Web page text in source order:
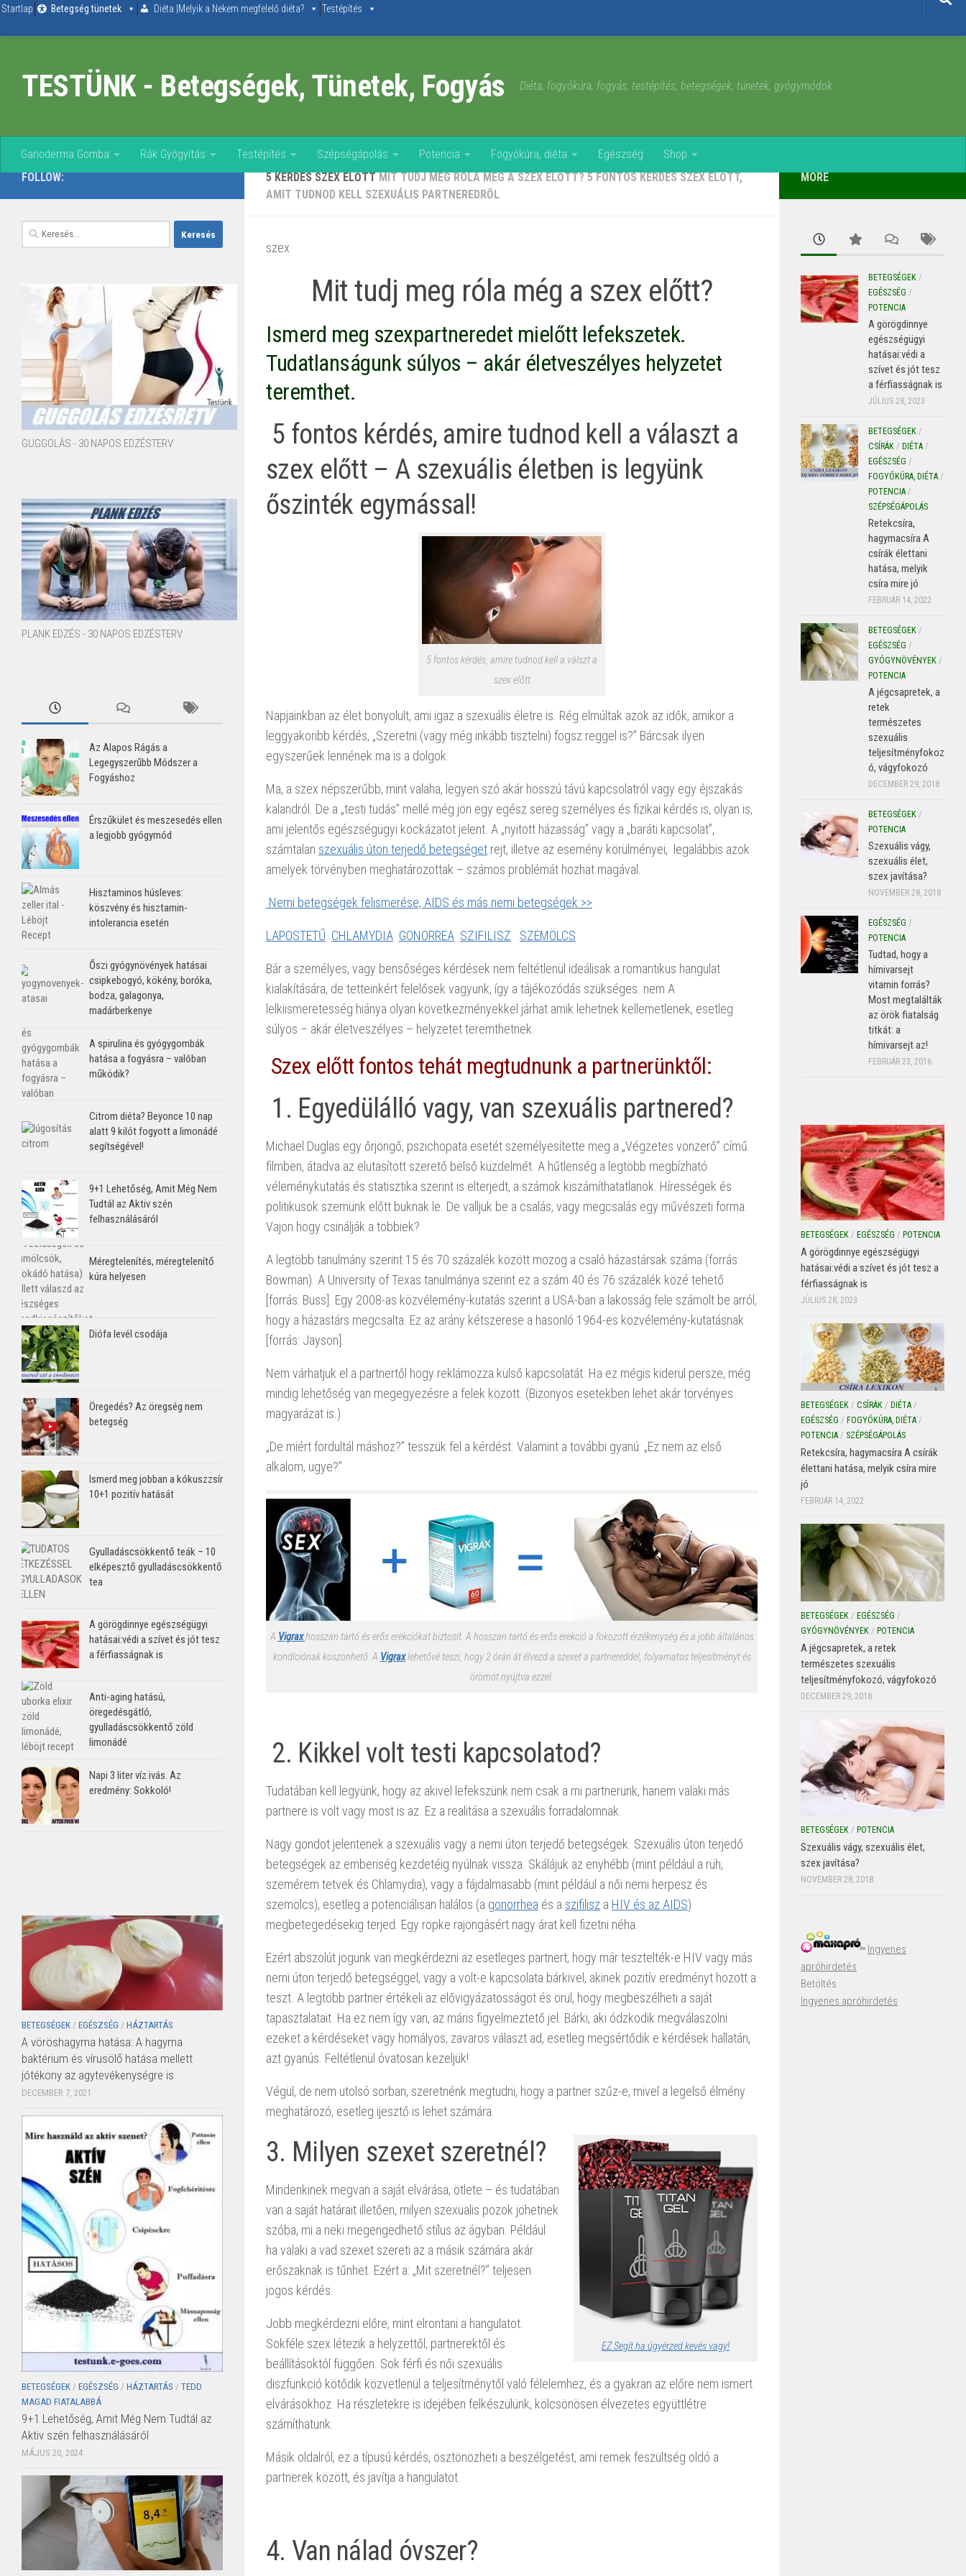
Skip to content
Startlap Betegség tünetek Diéta |Melyik a Nekem megfelelő diéta? Testépítés
TESTÜNK - Betegségek, Tünetek, Fogyás Diéta, fogyókúra, fogyás, testépítés, betegségek, tünetek, gyógymódok
Ganoderma Gomba Rák Gyógyítás Testépítés Szépségápolás Potencia Fogyókúra, diéta Egészség
Shop
5 KÉRDÉS SZEX ELŐTTMIT TUDJ MEG RÓLA MÉG A SZEX ELŐTT? 5 FONTOS KÉRDÉS SZEX ELŐTT,
AMIT TUDNOD KELL SZEXUÁLIS PARTNEREDRŐL
szex
Mit tudj meg róla még a szex előtt?
Ismerd meg szexpartneredet mielőtt lefekszetek.
Tudatlanságunk súlyos – akár életveszélyes helyzetet
teremthet.
5 fontos kérdés, amire tudnod kell a választ a
szex előtt – A szexuális életben is legyünk
őszinték egymással!
5 fontos kérdés, amire tudnod kell a válszt a
szex előtt
Napjainkban az élet bonyolult, ami igaz a szexuális életre is. Rég elmúltak azok az idők, amikor a
leggyakoribb kérdés, „Szeretni (vagy még inkább tisztelni) fogsz reggel is?” Bárcsak ilyen
egyszerűek lennének ma is a dolgok.
Ma, a szex népszerűbb, mint valaha, legyen szó akár hosszú távú kapcsolatról vagy egy éjszakás
kalandról. De a „testi tudás” mellé még jön egy egész sereg személyes és fizikai kérdés is, olyan is,
ami jelentős egészségügyi kockázatot jelent. A „nyitott házasság” vagy a „baráti kapcsolat”,
számtalan szexuális úton terjedő betegséget rejt, illetve az esemény körülményei, legalábbis azok
amelyek törvényben meghatározottak – számos problémát hozhat magával.
Nemi betegségek felismerése, AIDS és más nemi betegségek >>
LAPOSTETŰ CHLAMYDIA GONORREA SZIFILISZ SZEMÖLCS
Bár a személyes, vagy bensőséges kérdések nem feltétlenül ideálisak a romantikus hangulat
kialakítására, de tetteinkért felelősek vagyunk, így a tájékozódás szükséges. nem A
lelkiismeretesség hiánya olyan következményekkel járhat amik lehetnek kellemetlenek, esetleg
súlyos – akár életveszélyes – helyzetet teremthetnek.
Szex előtt fontos tehát megtudnunk a partnerünktől:
1. Egyedülálló vagy, van szexuális partnered?
Michael Duglas egy őrjöngő, pszichopata esetét személyesítette meg a „Végzetes vonzerő” című
filmben, átadva az elutasított szerető belső küzdelmét. A hűtlenség a legtöbb megbízható
véleménykutatás és statisztika szerint is elterjedt, a számok kiszámíthatatlanok. Hírességek és
politikusok szemünk előtt buknak le. De valljuk be a csalás, vagy megcsalás egy művészeti forma.
Vajon hogy csinálják a többiek?
A legtöbb tanulmány szerint 15 és 70 százalék között mozog a csaló házastársak száma.(forrás:
Bowman). A University of Texas tanulmánya szerint ez a szám 40 és 76 százalék közé tehető
[forrás: Buss]. Egy 2008-as közvélemény-kutatás szerint a USA-ban a lakosság fele számolt be arról,
hogy a házastárs megcsalta. Ez az arány kétszerese a hasonló 1964-es közvélemény-kutatásnak
[forrás: Jayson].
Nem várhatjuk el a partnertől hogy reklámozza külső kapcsolatát. Ha ez mégis kiderül persze, még
mindig lehetőség van megegyezésre a felek között. (Bizonyos esetekben lehet akár törvényes
magyarázat is.)
„De miért fordultál máshoz?” tesszük fel a kérdést. Valamint a további gyanú: „Ez nem az első
alkalom, ugye?”
A Vigraxhosszan tartó és erős erekciókat biztosít. A hosszan tartó és erős erekció a fokozott érzékenység és a jobb általános
kondíciónak köszönhető. A Vigraxlehetővé teszi, hogy 2 órán át élvezd a szexet a partnereddel, folyamatos teljesítményt és
örömöt nyújtva ezzel.
2. Kikkel volt testi kapcsolatod?
Tudatában kell legyünk, hogy az akivel lefekszünk nem csak a mi partnerünk, hanem valaki más
partnere is volt vagy most is az. Ez a realitása a szexuális forradalomnak.
Nagy gondot jelentenek a szexuális vagy a nemi úton terjedő betegségek. Szexuális úton terjedő
betegségek az emberiség kezdetéig nyúlnak vissza. Skálájuk az enyhébb (mint például a rüh,
szemérem tetvek és Chlamydia), vagy a fájdalmasabb (mint például a női nemi herpesz és
szemölcs), esetleg a potenciálisan halálos (a gonorrhea és a szifilisz a HIV és az AIDS)
megbetegedésekig terjed. Egy röpke rajongásért nagy árat kell fizetni néha.
Ezért abszolút jogunk van megkérdezni az esetleges partnert, hogy már tesztelték-e HIV vagy más
nemi úton terjedő betegséggel, vagy a volt-e kapcsolata bárkivel, akinek pozitív eredményt hozott a
teszt. A legtöbb partner értékeli az elővigyázatosságot és örül, hogy megbeszélheti a saját
tapasztalatait. Ha ez nem így van, az máris figyelmeztető jel. Bárki, aki ódzkodik megválaszolni
ezeket a kérdéseket vagy homályos, zavaros választ ad, esetleg megsértődik e kérdések hallatán,
azt gyanús. Feltétlenül óvatosan kezeljük!
Végül, de nem utolsó sorban, szeretnénk megtudni, hogy a partner szűz-e, mivel a legelső élmény
meghatározó, esetleg ijesztő is lehet számára.
EZ Segít ha úgyérzed kevés vagy!
3. Milyen szexet szeretnél?
Mindenkinek megvan a saját elvárása, ötlete – és tudatában
van a saját határait illetően, milyen szexualis pozok jöhetnek
szóba, mi a neki megengedhető stílus az ágyban. Például
ha valaki a vad szexet szereti az a másik számára akár
erőszaknak is tűnhet. Ezért a: „Mit szeretnél?” teljesen
jogos kérdés.
Jobb megkérdezni előre, mint elrontani a hangulatot.
Sokféle szex létezik a helyzettől, partnerektől és
beállításoktól függően. Sok férfi és női szexuális
diszfunkció kötődik közvetlenül a teljesítménytől való félelemhez, és a gyakran az előre nem ismert
elvárásokhoz. Ha részletekre is idejében felkészülünk, kölcsönösen élvezetes együttlétre
számíthatunk.
Másik oldalról, ez a típusú kérdés, ösztönözheti a beszélgetést, ami remek feszültség oldó a
partnerek között, és javítja a hangulatot.
4. Van nálad óvszer?
FOLLOW:
Keresés:
GUGGOLÁS - 30 NAPOS EDZÉSTERV
PLANK EDZÉS - 30 NAPOS EDZÉSTERV
Az Alapos Rágás a
Legegyszerűbb Módszer a
Fogyáshoz
Érszűkület és meszesedés ellen
a legjobb gyógymód
Hisztaminos húsleves:
köszvény és hisztamin-
intolerancia esetén
Őszi gyógynövények hatásai
csipkebogyó, kökény, boróka,
bodza, galagonya,
madárberkenye
A spirulina és gyógygombák
hatása a fogyásra – valóban
működik?
Citrom diéta? Beyonce 10 nap
alatt 9 kilót fogyott a limonádé
segítségével!
9+1 Lehetőség, Amit Még Nem
Tudtál az Aktiv szén
felhasználásáról
Méregtelenítés, méregtelenítő
kúra helyesen
Diófa levél csodája
Öregedés? Az öregség nem
betegség
Ismerd meg jobban a kókuszzsír
10+1 pozitív hatását
Gyulladáscsökkentő teák – 10
elképesztő gyulladáscsökkentő
tea
A görögdinnye egészségügyi
hatásai:védi a szívet és jót tesz
a férfiasságnak is
Anti-aging hatású,
öregedésgátló,
gyulladáscsökkentő zöld
limonádé
Napi 3 liter víz ivás. Az
eredmény: Sokkoló!
BETEGSÉGEK / EGÉSZSÉG / HÁZTARTÁS
A vöröshagyma hatása: A hagyma
baktérium és vírusölő hatása mellett
jótékony az agytevékenységre is
DECEMBER 7, 2021
BETEGSÉGEK / EGÉSZSÉG / HÁZTARTÁS / TEDD
MAGAD FIATALABBÁ
9+1 Lehetőség, Amit Még Nem Tudtál az
Aktiv szén felhasználásáról
MÁJUS 20, 2024
MORE
BETEGSÉGEK /
EGÉSZSÉG /
POTENCIA
A görögdinnye
egészségügyi
hatásai:védi a
szívet és jót tesz
a férfiasságnak is
JÚLIUS 28, 2023
BETEGSÉGEK /
CSÍRÁK / DIÉTA /
EGÉSZSÉG /
FOGYÓKÚRA, DIÉTA /
POTENCIA /
SZÉPSÉGÁPOLÁS
Retekcsíra,
hagymacsíra A
csírák élettani
hatása, melyik
csíra mire jó
FEBRUÁR 14, 2022
BETEGSÉGEK /
EGÉSZSÉG /
GYÓGYNÖVÉNYEK /
POTENCIA
A jégcsapretek, a
retek
természetes
szexuális
teljesítményfokoz
ó, vágyfokozó
DECEMBER 29, 2018
BETEGSÉGEK /
POTENCIA
Szexuális vágy,
szexuális élet,
szex javítása?
NOVEMBER 28, 2018
EGÉSZSÉG /
POTENCIA
Tudtad, hogy a
hímivarsejt
vitamin forrás?
Most megtalálták
az örök fiatalság
titkát: a
hímivarsejt az!
FEBRUÁR 23, 2016
BETEGSÉGEK / EGÉSZSÉG / POTENCIA
A görögdinnye egészségügyi
hatásai:védi a szívet és jót tesz a
férfiasságnak is
JÚLIUS 28, 2023
BETEGSÉGEK / CSÍRÁK / DIÉTA /
EGÉSZSÉG / FOGYÓKÚRA, DIÉTA /
POTENCIA / SZÉPSÉGÁPOLÁS
Retekcsíra, hagymacsíra A csírák
élettani hatása, melyik csíra mire
jó
FEBRUÁR 14, 2022
BETEGSÉGEK / EGÉSZSÉG /
GYÓGYNÖVÉNYEK / POTENCIA
A jégcsapretek, a retek
természetes szexuális
teljesítményfokozó, vágyfokozó
DECEMBER 29, 2018
BETEGSÉGEK / POTENCIA
Szexuális vágy, szexuális élet,
szex javítása?
NOVEMBER 28, 2018
Ingyenes
apróhirdetés
Betöltés
Ingyenes apróhirdetés